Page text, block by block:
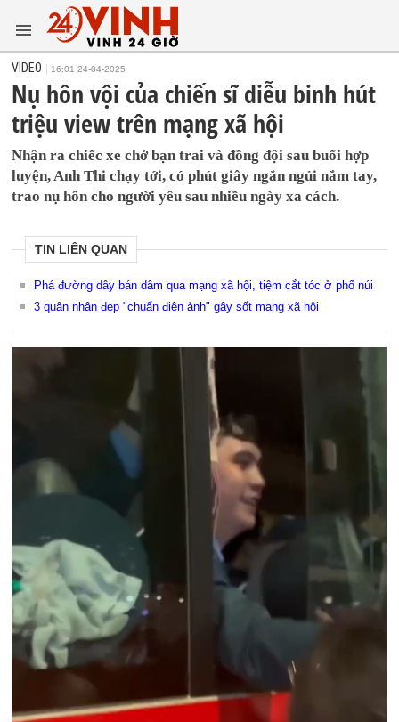
VIDEO 16:01 24-04-2025
Nụ hôn vội của chiến sĩ diễu binh hút
triệu view trên mạng xã hội
Nhận ra chiếc xe chở bạn trai và đồng đội sau buổi hợp
luyện, Anh Thi chạy tới, có phút giây ngắn ngủi nắm tay,
trao nụ hôn cho người yêu sau nhiều ngày xa cách.
TIN LIÊN QUAN
Phá đường dây bán dâm qua mạng xã hội, tiệm cắt tóc ở phố núi
3 quân nhân đẹp "chuẩn điện ảnh" gây sốt mạng xã hội